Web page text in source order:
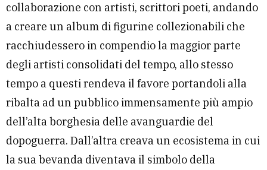
collaborazione con artisti, scrittori poeti, andando
a creare un album di figurine collezionabili che
racchiudessero in compendio la maggior parte
degli artisti consolidati del tempo, allo stesso
tempo a questi rendeva il favore portandoli alla
ribalta ad un pubblico immensamente più ampio
dell’alta borghesia delle avanguardie del
dopoguerra. Dall’altra creava un ecosistema in cui
la sua bevanda diventava il simbolo della